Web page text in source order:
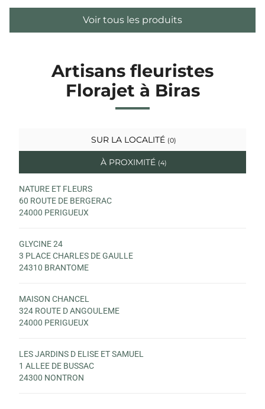
Voir tous les produits
Artisans fleuristes
Florajet à Biras
SUR LA LOCALITÉ (0)
À PROXIMITÉ (4)
NATURE ET FLEURS
60 ROUTE DE BERGERAC
24000 PERIGUEUX
GLYCINE 24
3 PLACE CHARLES DE GAULLE
24310 BRANTOME
MAISON CHANCEL
324 ROUTE D ANGOULEME
24000 PERIGUEUX
LES JARDINS D ELISE ET SAMUEL
1 ALLEE DE BUSSAC
24300 NONTRON